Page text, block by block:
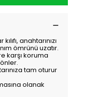
anahtarınızı
ömrünü uzatır.
karşı koruma
tam oturur
olanak